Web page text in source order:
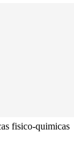
fisico-quimicas